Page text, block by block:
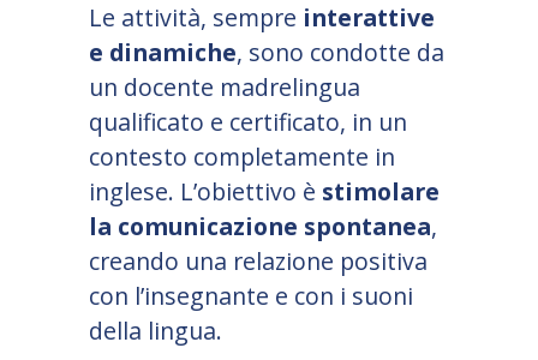
Le attività, sempre interattive
e dinamiche, sono condotte da
un docente madrelingua
qualificato e certificato, in un
contesto completamente in
inglese. L’obiettivo è stimolare
la comunicazione spontanea,
creando una relazione positiva
con l’insegnante e con i suoni
della lingua.